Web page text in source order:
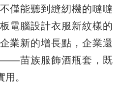
僅能聽到縫紉機的噠噠
電腦設計衣服新紋樣的
業新的增長點，企業還
——苗族服飾酒瓶套，既
。